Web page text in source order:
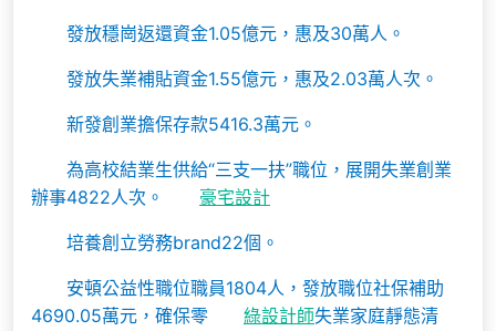
發放穩崗返還資金1.05億元，惠及30萬人。
發放失業補貼資金1.55億元，惠及2.03萬人次。
新發創業擔保存款5416.3萬元。
為高校結業生供給“三支一扶”職位，展開失業創業
辦事4822人次。
豪宅設計
培養創立勞務brand22個。
安頓公益性職位職員1804人，發放職位社保補助
4690.05萬元，確保零
綠設計師失業家庭靜態清